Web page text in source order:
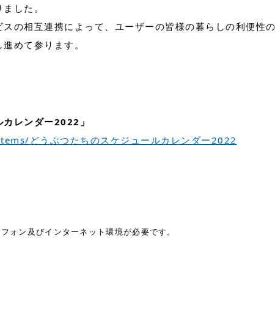
した。
の相互連携によって、ユーザーの皆様の暮らしの利便性
めて参ります。
カレンダー2022」
どうぶつたちのスケジュールカレンダー2022
ォン及びインターネット環境が必要です。